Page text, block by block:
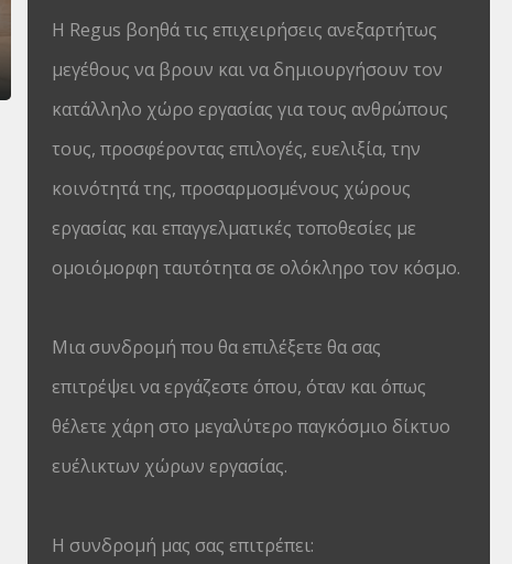
Η Regus βοηθά τις επιχειρήσεις ανεξαρτήτως
μεγέθους να βρουν και να δημιουργήσουν τον
κατάλληλο χώρο εργασίας για τους ανθρώπους
τους, προσφέροντας επιλογές, ευελιξία, την
κοινότητά της, προσαρμοσμένους χώρους
εργασίας και επαγγελματικές τοποθεσίες με
ομοιόμορφη ταυτότητα σε ολόκληρο τον κόσμο.
Μια συνδρομή που θα επιλέξετε θα σας
επιτρέψει να εργάζεστε όπου, όταν και όπως
θέλετε χάρη στο μεγαλύτερο παγκόσμιο δίκτυο
ευέλικτων χώρων εργασίας.
Η συνδρομή μας σας επιτρέπει: